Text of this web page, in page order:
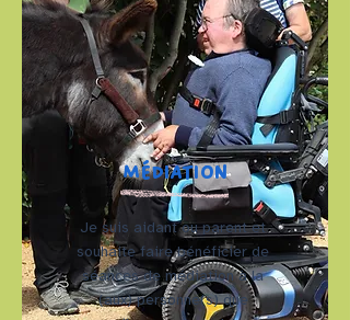
MÉDIATION
Je suis aidant ou parent et
souhaite faire bénéficier de
séances de médiation à la
(aux) personne(s) que